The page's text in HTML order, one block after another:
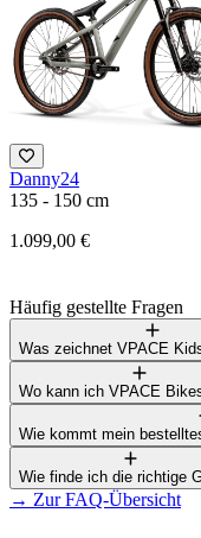
Danny24
135 - 150 cm
1.099,00 €
Häufig gestellte Fragen
Was zeichnet VPACE
Wo kann ich VPACE
Wie kommt mein
Wie finde ich die richtige
→ Zur FAQ-Übersicht